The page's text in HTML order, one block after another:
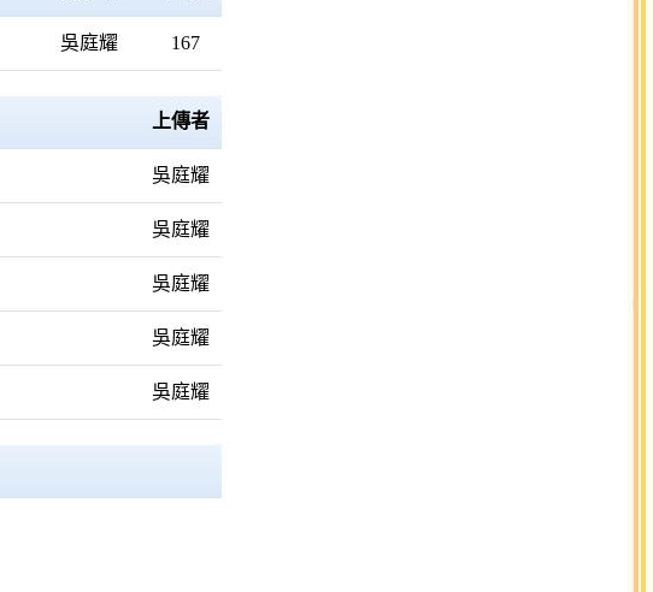
吳庭耀 167
上傳者
吳庭耀
吳庭耀
吳庭耀
吳庭耀
吳庭耀